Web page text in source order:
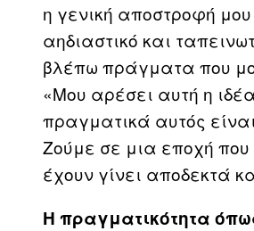
η γενική αποστροφή
αηδιαστικό και
βλέπω πράγματα που
«Μου αρέσει αυτή η
πραγματικά αυτός
Ζούμε σε μια εποχή που
έχουν γίνει αποδεκτά
Η πραγματικότητα